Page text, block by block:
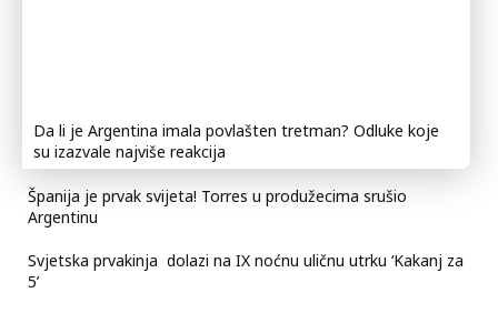
Da li je Argentina imala povlašten tretman? Odluke koje
su izazvale najviše reakcija
Španija je prvak svijeta! Torres u produžecima srušio
Argentinu
Svjetska prvakinja dolazi na IX noćnu uličnu utrku ‘Kakanj za
5’